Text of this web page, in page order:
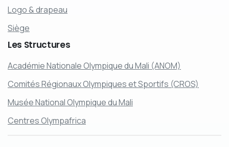
Logo & drapeau
Siège
Les Structures
Académie Nationale Olympique du Mali (ANOM)
Comités Régionaux Olympiques et Sportifs (CROS)
Musée National Olympique du Mali
Centres Olympafrica